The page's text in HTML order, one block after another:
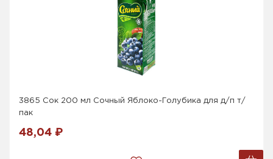
3865 Сок 200 мл Сочный Яблоко-Голубика для д/п т/
пак
48,04 ₽